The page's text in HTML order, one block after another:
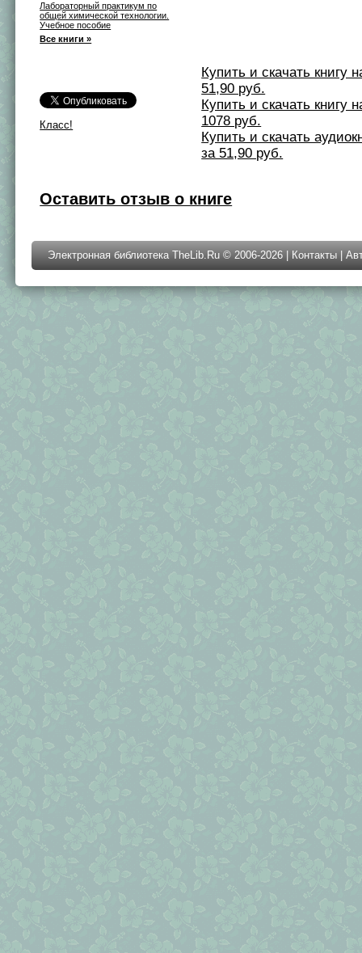
Лабораторный практикум по
общей химической технологии.
Учебное пособие
Все книги »
Класс!
Купить и скачать книгу
51,90 руб.
Купить и скачать книгу
1078 руб.
Купить и скачать
за 51,90 руб.
Оставить отзыв о книге
Электронная библиотека TheLib.Ru © 2006-2026 | Контакты |